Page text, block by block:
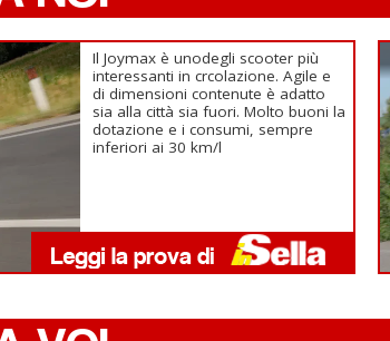
Il Joymax è unodegli scooter più
interessanti in crcolazione. Agile e
di dimensioni contenute è adatto
sia alla città sia fuori. Molto buoni la
dotazione e i consumi, sempre
inferiori ai 30 km/l